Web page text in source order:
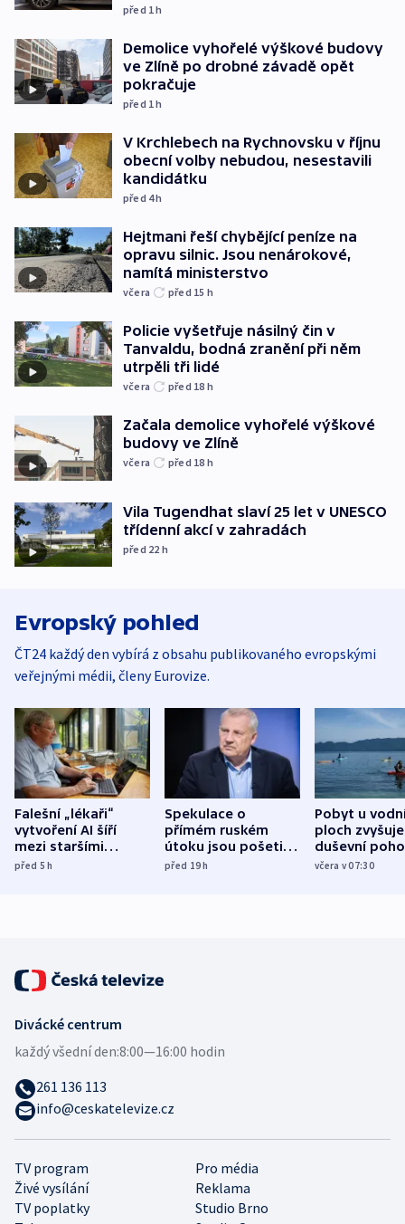
před 1h
Demolice vyhořelé výškové budovy
ve Zlíně po drobné závadě opět
pokračuje
před 1h
V Krchlebech na Rychnovsku v říjnu
obecní volby nebudou, nesestavili
kandidátku
před 4h
Hejtmani řeší chybějící peníze na
opravu silnic. Jsou nenárokové,
namítá ministerstvo
včera před 15 h
Policie vyšetřuje násilný čin v
Tanvaldu, bodná zranění při něm
utrpěli tři lidé
včera před 18 h
Začala demolice vyhořelé výškové
budovy ve Zlíně
včera před 18 h
Vila Tugendhat slaví 25 let v UNESCO
třídenní akcí v zahradách
před 22 h
Evropský pohled
ČT24 každý den vybírá z obsahu publikovaného evropskými
veřejnými médii, členy Eurovize.
Falešní „lékaři“
vytvoření AI šíří
mezi staršími
Poláky nebezpečné
před 5h
Spekulace o
přímém ruském
útoku jsou pošetilé,
míní estonský
před 19h
Pobyt u
ploch zvyšuje
duševní
ukázala
včera v 07:30
TV program
Pro média
Živé vysílání
Reklama
TV poplatky
Studio Brno
Divácké centrum
každý všední den:8:00—16:00 hodin
261 136 113
info@ceskatelevize.cz